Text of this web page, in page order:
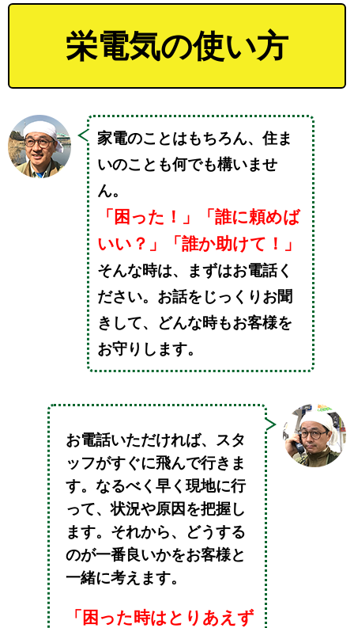
栄電気の使い方
家電のことはもちろん、住ま
いのことも何でも構いませ
ん。
「困った！」「誰に頼めば
いい？」「誰か助けて！」
そんな時は、まずはお電話く
ださい。お話をじっくりお聞
きして、どんな時もお客様を
お守りします。
お電話いただければ、スタ
ッフがすぐに飛んで行きま
す。なるべく早く現地に行
って、状況や原因を把握し
ます。それから、どうする
のが一番良いかをお客様と
一緒に考えます。
「困った時はとりあえず